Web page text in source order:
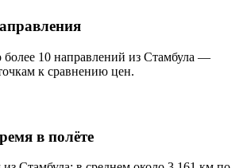
более 10 направлений из Стамбула —
к сравнению цен.
в полёте